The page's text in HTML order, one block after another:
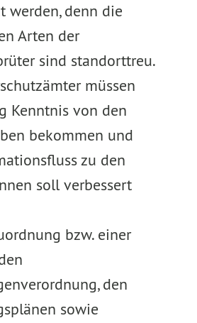
werden, denn die
Arten der
sind standorttreu.
müssen
Kenntnis von den
bekommen und
zu den
soll verbessert
bzw. einer
den
sowie